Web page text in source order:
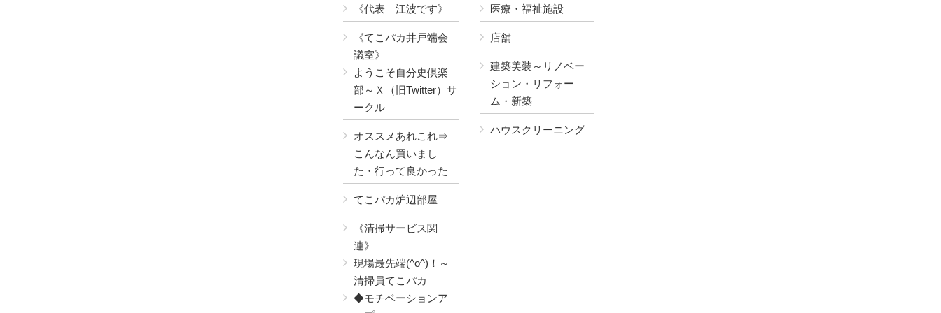
《代表 江波です》
《てこパカ井戸端会
議室》
ようこそ自分史倶楽
部～Ｘ（旧Twitter）サ
ークル
オススメあれこれ⇒
こんなん買いまし
た・行って良かった
てこパカ炉辺部屋
《清掃サービス関
連》
現場最先端(^o^)！～
清掃員てこパカ
◆モチベーションア
医療・福祉施設
店舗
建築美装～リノベー
ション・リフォー
ム・新築
ハウスクリーニング